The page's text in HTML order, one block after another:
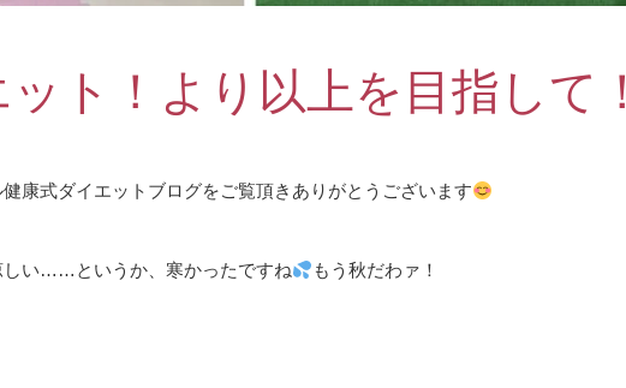
ト！より以上を目指して！
康式ダイエットブログをご覧頂きありがとうございます
しい……というか、寒かったですね もう秋だわァ！